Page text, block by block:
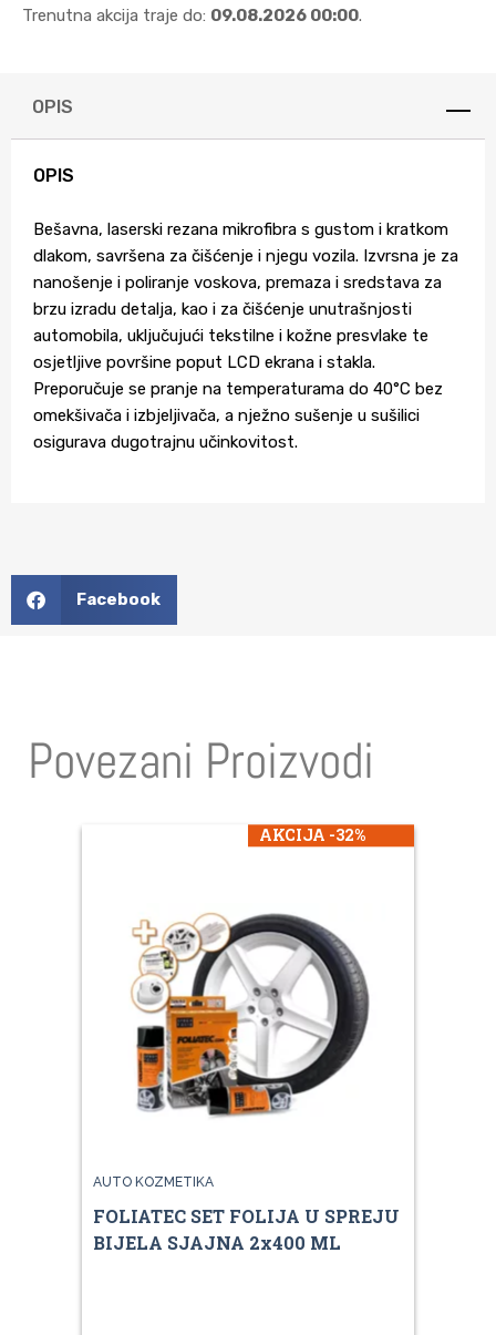
Trenutna akcija traje do: 09.08.2026 00:00.
OPIS
OPIS
Bešavna, laserski rezana mikrofibra s gustom i kratkom
dlakom, savršena za čišćenje i njegu vozila. Izvrsna je za
nanošenje i poliranje voskova, premaza i sredstava za
brzu izradu detalja, kao i za čišćenje unutrašnjosti
automobila, uključujući tekstilne i kožne presvlake te
osjetljive površine poput LCD ekrana i stakla.
Preporučuje se pranje na temperaturama do 40°C bez
omekšivača i izbjeljivača, a nježno sušenje u sušilici
osigurava dugotrajnu učinkovitost.
Facebook
Povezani Proizvodi
AKCIJA -32%
AUTO KOZMETIKA
FOLIATEC SET FOLIJA U SPREJU
BIJELA SJAJNA 2x400 ML